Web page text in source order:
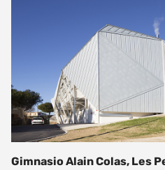
Gimnasio Alain Colas, Les